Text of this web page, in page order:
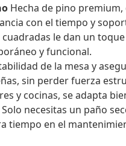
Hecha de pino
con el tiempo y
cuadradas le dan un
y funcional.
de la mesa y
sin perder fuerza
y cocinas, se adapta
Solo necesitas un paño
tiempo en el